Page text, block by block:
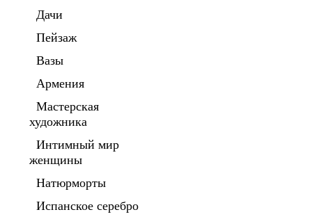
Дачи
Пейзаж
Вазы
Армения
Мастерская
художника
Интимный мир
женщины
Натюрморты
Испанское серебро